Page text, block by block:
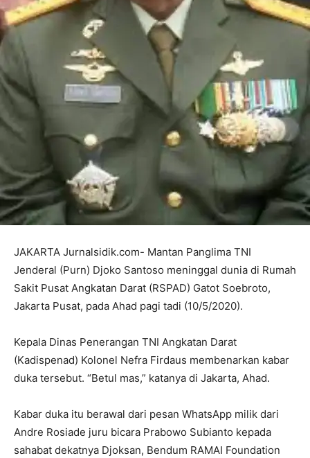
JAKARTA Jurnalsidik.com- Mantan Panglima TNI
Jenderal (Purn) Djoko Santoso meninggal dunia di Rumah
Sakit Pusat Angkatan Darat (RSPAD) Gatot Soebroto,
Jakarta Pusat, pada Ahad pagi tadi (10/5/2020).
Kepala Dinas Penerangan TNI Angkatan Darat
(Kadispenad) Kolonel Nefra Firdaus membenarkan kabar
duka tersebut. “Betul mas,” katanya di Jakarta, Ahad.
Kabar duka itu berawal dari pesan WhatsApp milik dari
Andre Rosiade juru bicara Prabowo Subianto kepada
sahabat dekatnya Djoksan, Bendum RAMAI Foundation